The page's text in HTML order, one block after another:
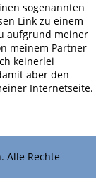
sogenannten
Link zu einem
aufgrund meiner
meinem Partner
keinerlei
aber den
Internetseite.
Alle Rechte